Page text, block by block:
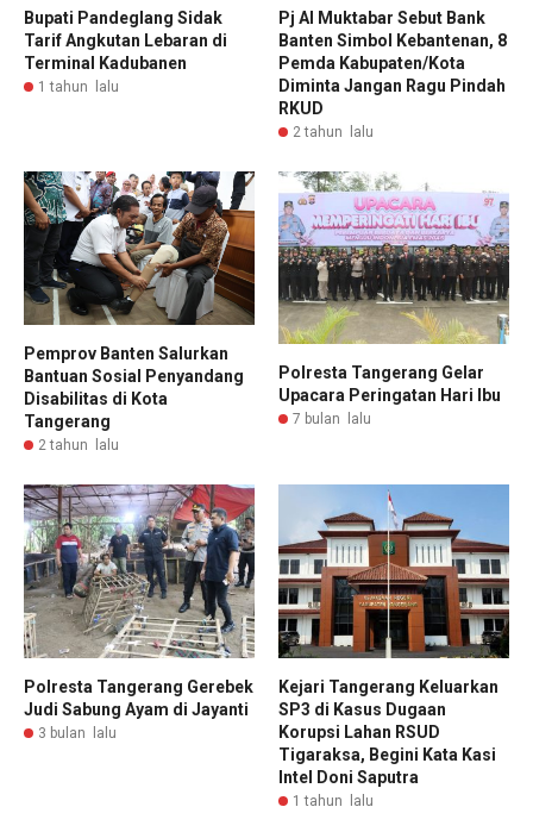
Bupati Pandeglang Sidak
Tarif Angkutan Lebaran di
Terminal Kadubanen
1 tahun lalu
Pj Al Muktabar Sebut Bank
Banten Simbol Kebantenan, 8
Pemda Kabupaten/Kota
Diminta Jangan Ragu Pindah
RKUD
2 tahun lalu
Pemprov Banten Salurkan
Bantuan Sosial Penyandang
Disabilitas di Kota
Tangerang
2 tahun lalu
Polresta Tangerang Gelar
Upacara Peringatan Hari Ibu
7 bulan lalu
Polresta Tangerang Gerebek
Judi Sabung Ayam di Jayanti
3 bulan lalu
Kejari Tangerang Keluarkan
SP3 di Kasus Dugaan
Korupsi Lahan RSUD
Tigaraksa, Begini Kata Kasi
Intel Doni Saputra
1 tahun lalu